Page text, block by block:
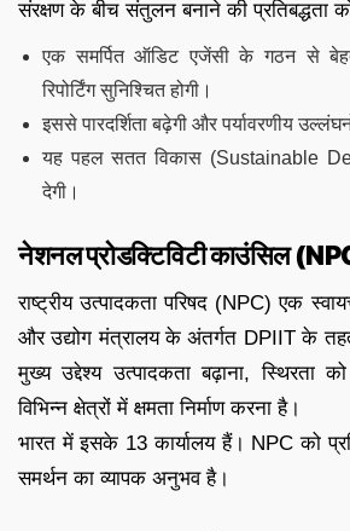
संरक्षण के बीच संतुलन बनाने की प्रतिबद्धता को
एक समर्पित ऑडिट एजेंसी के गठन से
रिपोर्टिंग सुनिश्चित होगी।
इससे पारदर्शिता बढ़ेगी और पर्यावरणीय
यह पहल सतत विकास (Sustainable
देगी।
नेशनल प्रोडक्टिविटी काउंसिल
राष्ट्रीय उत्पादकता परिषद (NPC) एक
और उद्योग मंत्रालय के अंतर्गत DPIIT के
मुख्य उद्देश्य उत्पादकता बढ़ाना, स्थिरता
विभिन्न क्षेत्रों में क्षमता निर्माण करना है।
भारत में इसके 13 कार्यालय हैं। NPC को
समर्थन का व्यापक अनुभव है।